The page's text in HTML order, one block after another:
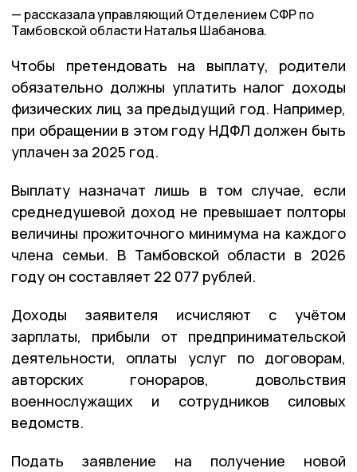
рассказала управляющий Отделением СФР по
Тамбовской области Наталья Шабанова.
Чтобы претендовать на выплату, родители
обязательно должны уплатить налог доходы
физических лиц за предыдущий год. Например,
при обращении в этом году НДФЛ должен быть
уплачен за 2025 год.
Выплату назначат лишь в том случае, если
среднедушевой доход не превышает полторы
величины прожиточного минимума на каждого
члена семьи. В Тамбовской области в 2026
году он составляет 22 077 рублей.
Доходы заявителя исчисляют с учётом
зарплаты, прибыли от предпринимательской
деятельности, оплаты услуг по договорам,
авторских гонораров, довольствия
военнослужащих и сотрудников силовых
ведомств.
Подать заявление на получение новой